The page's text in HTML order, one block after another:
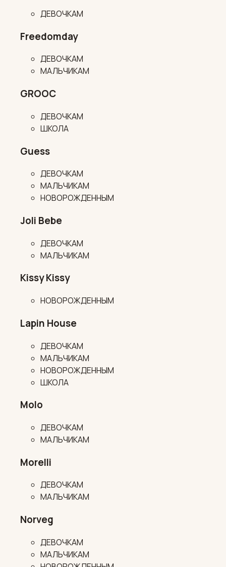
ДЕВОЧКАМ
Freedomday
ДЕВОЧКАМ
МАЛЬЧИКАМ
GROOC
ДЕВОЧКАМ
ШКОЛА
Guess
ДЕВОЧКАМ
МАЛЬЧИКАМ
НОВОРОЖДЕННЫМ
Joli Bebe
ДЕВОЧКАМ
МАЛЬЧИКАМ
Kissy Kissy
НОВОРОЖДЕННЫМ
Lapin House
ДЕВОЧКАМ
МАЛЬЧИКАМ
НОВОРОЖДЕННЫМ
ШКОЛА
Molo
ДЕВОЧКАМ
МАЛЬЧИКАМ
Morelli
ДЕВОЧКАМ
МАЛЬЧИКАМ
Norveg
ДЕВОЧКАМ
МАЛЬЧИКАМ